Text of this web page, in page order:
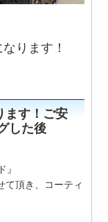
ります！
ます！ご安
した後
』
頂き、コーティ